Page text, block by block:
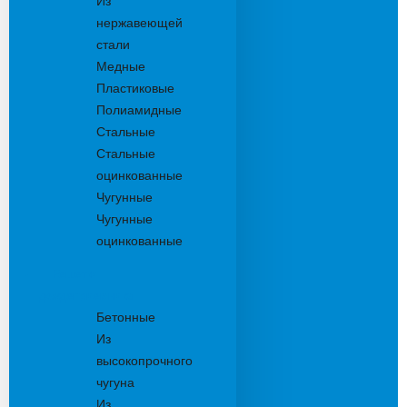
нержавеющей
стали
Медные
Пластиковые
Полиамидные
Стальные
Стальные
оцинкованные
Чугунные
Чугунные
оцинкованные
Бетонные
Из
высокопрочного
чугуна